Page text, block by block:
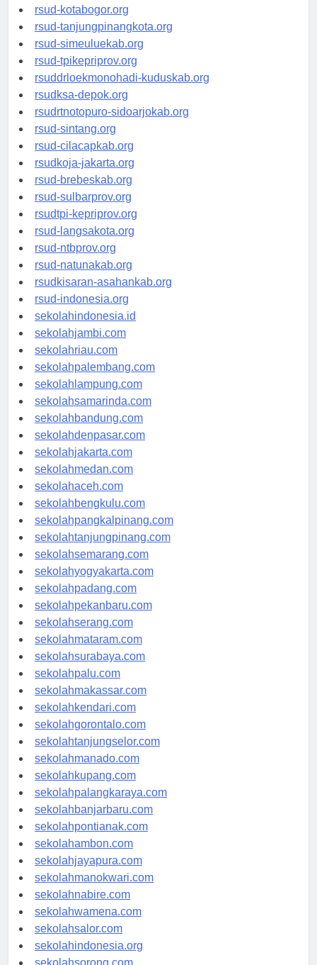
rsud-kotabogor.org
rsud-tanjungpinangkota.org
rsud-simeuluekab.org
rsud-tpikepriprov.org
rsuddrloekmonohadi-kuduskab.org
rsudksa-depok.org
rsudrtnotopuro-sidoarjokab.org
rsud-sintang.org
rsud-cilacapkab.org
rsudkoja-jakarta.org
rsud-brebeskab.org
rsud-sulbarprov.org
rsudtpi-kepriprov.org
rsud-langsakota.org
rsud-ntbprov.org
rsud-natunakab.org
rsudkisaran-asahankab.org
rsud-indonesia.org
sekolahindonesia.id
sekolahjambi.com
sekolahriau.com
sekolahpalembang.com
sekolahlampung.com
sekolahsamarinda.com
sekolahbandung.com
sekolahdenpasar.com
sekolahjakarta.com
sekolahmedan.com
sekolahaceh.com
sekolahbengkulu.com
sekolahpangkalpinang.com
sekolahtanjungpinang.com
sekolahsemarang.com
sekolahyogyakarta.com
sekolahpadang.com
sekolahpekanbaru.com
sekolahserang.com
sekolahmataram.com
sekolahsurabaya.com
sekolahpalu.com
sekolahmakassar.com
sekolahkendari.com
sekolahgorontalo.com
sekolahtanjungselor.com
sekolahmanado.com
sekolahkupang.com
sekolahpalangkaraya.com
sekolahbanjarbaru.com
sekolahpontianak.com
sekolahambon.com
sekolahjayapura.com
sekolahmanokwari.com
sekolahnabire.com
sekolahwamena.com
sekolahsalor.com
sekolahindonesia.org
sekolahsorong.com